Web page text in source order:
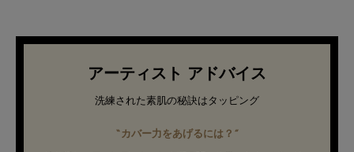
アーティスト アドバイス
洗練された素肌の秘訣はタッピング
“カバー力をあげるには？”